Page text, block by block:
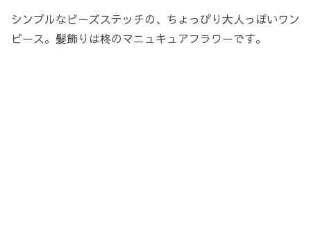
シンプルなビーズステッチの、ちょっぴり大人っぽいワン
ピース。髪飾りは柊のマニュキュアフラワーです。